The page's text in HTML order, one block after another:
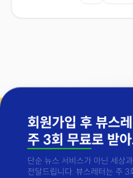
회원가입 후 뷰스
주 3회 무료로 받
단순 뉴스 서비스가 아닌 세상
전달드립니다. 뷰스레터는 주 3